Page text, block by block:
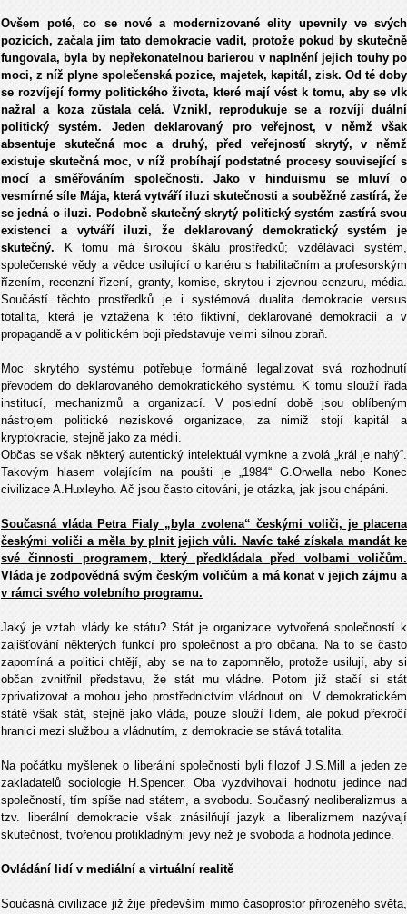
Ovšem poté, co se nové a modernizované elity upevnily ve svých
pozicích, začala jim tato demokracie vadit, protože pokud by skutečně
fungovala, byla by nepřekonatelnou barierou v naplnění jejich touhy po
moci, z níž plyne společenská pozice, majetek, kapitál, zisk. Od té doby
se rozvíjejí formy politického života, které mají vést k tomu, aby se vlk
nažral a koza zůstala celá. Vznikl, reprodukuje se a rozvíjí duální
politický systém. Jeden deklarovaný pro veřejnost, v němž však
absentuje skutečná moc a druhý, před veřejností skrytý, v němž
existuje skutečná moc, v níž probíhají podstatné procesy související s
mocí a směřováním společnosti. Jako v hinduismu se mluví o
vesmírné síle Mája, která vytváří iluzi skutečnosti a souběžně zastírá, že
se jedná o iluzi. Podobně skutečný skrytý politický systém zastírá svou
existenci a vytváří iluzi, že deklarovaný demokratický systém je
skutečný. K tomu má širokou škálu prostředků; vzdělávací systém,
společenské vědy a vědce usilující o kariéru s habilitačním a profesorským
řízením, recenzní řízení, granty, komise, skrytou i zjevnou cenzuru, média.
Součástí těchto prostředků je i systémová dualita demokracie versus
totalita, která je vztažena k této fiktivní, deklarované demokracii a v
propagandě a v politickém boji představuje velmi silnou zbraň.
Moc skrytého systému potřebuje formálně legalizovat svá rozhodnutí
převodem do deklarovaného demokratického systému. K tomu slouží řada
institucí, mechanizmů a organizací. V poslední době jsou oblíbeným
nástrojem politické neziskové organizace, za nimiž stojí kapitál a
kryptokracie, stejně jako za médii.
Občas se však některý autentický intelektuál vymkne a zvolá „král je nahý“.
Takovým hlasem volajícím na poušti je „1984“ G.Orwella nebo Konec
civilizace A.Huxleyho. Ač jsou často citováni, je otázka, jak jsou chápáni.
Současná vláda Petra Fialy „byla zvolena“ českými voliči, je placena
českými voliči a měla by plnit jejich vůli. Navíc také získala mandát ke
své činnosti programem, který předkládala před volbami voličům.
Vláda je zodpovědná svým českým voličům a má konat v jejich zájmu a
v rámci svého volebního programu.
Jaký je vztah vlády ke státu? Stát je organizace vytvořená společností k
zajišťování některých funkcí pro společnost a pro občana. Na to se často
zapomíná a politici chtějí, aby se na to zapomnělo, protože usilují, aby si
občan zvnitřnil představu, že stát mu vládne. Potom již stačí si stát
zprivatizovat a mohou jeho prostřednictvím vládnout oni. V demokratickém
státě však stát, stejně jako vláda, pouze slouží lidem, ale pokud překročí
hranici mezi službou a vládnutím, z demokracie se stává totalita.
Na počátku myšlenek o liberální společnosti byli filozof J.S.Mill a jeden ze
zakladatelů sociologie H.Spencer. Oba vyzdvihovali hodnotu jedince nad
společností, tím spíše nad státem, a svobodu. Současný neoliberalizmus a
tzv. liberální demokracie však znásilňují jazyk a liberalizmem nazývají
skutečnost, tvořenou protikladnými jevy než je svoboda a hodnota jedince.
Ovládání lidí v mediální a virtuální realitě
Současná civilizace již žije především mimo časoprostor přirozeného světa,